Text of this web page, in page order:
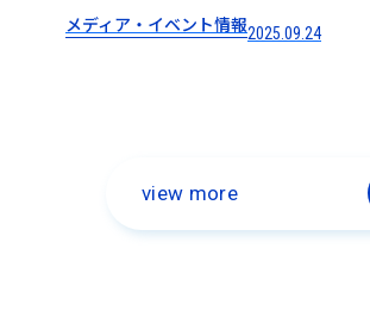
メディア・イベント情報2025.09.24
view more